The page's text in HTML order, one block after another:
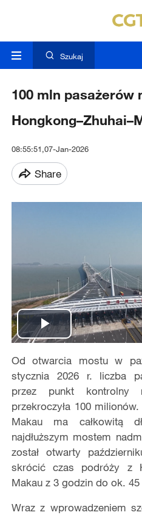
Szukaj
100 mln pasażerów
08:55:51,07-Jan-2026
Share
Play
Video
Od otwarcia mostu w
stycznia 2026 r. liczba
przez punkt
przekroczyła 100
Makau ma całkowitą
najdłuższym mostem
został otwarty
skrócić czas podróży z
Makau z 3 godzin do ok.
Wraz z wprowadzeniem